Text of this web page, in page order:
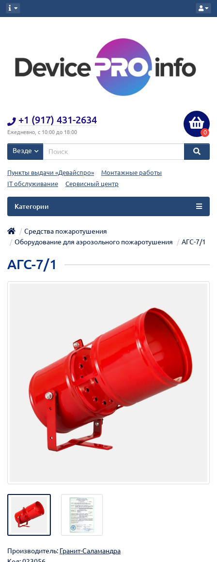
+1 (917) 431-2634
Ежедневно, с 10:00 до 18:00 0
Везде
Пункты выдачи «Девайспро»
Монтажные работы
IT обслуживание
Сервисный центр
Категории
Средства пожаротушения
Оборудование для аэрозольного пожаротушения
АГС-7/1
АГС-7/1
Производитель: Гранит-Саламандра